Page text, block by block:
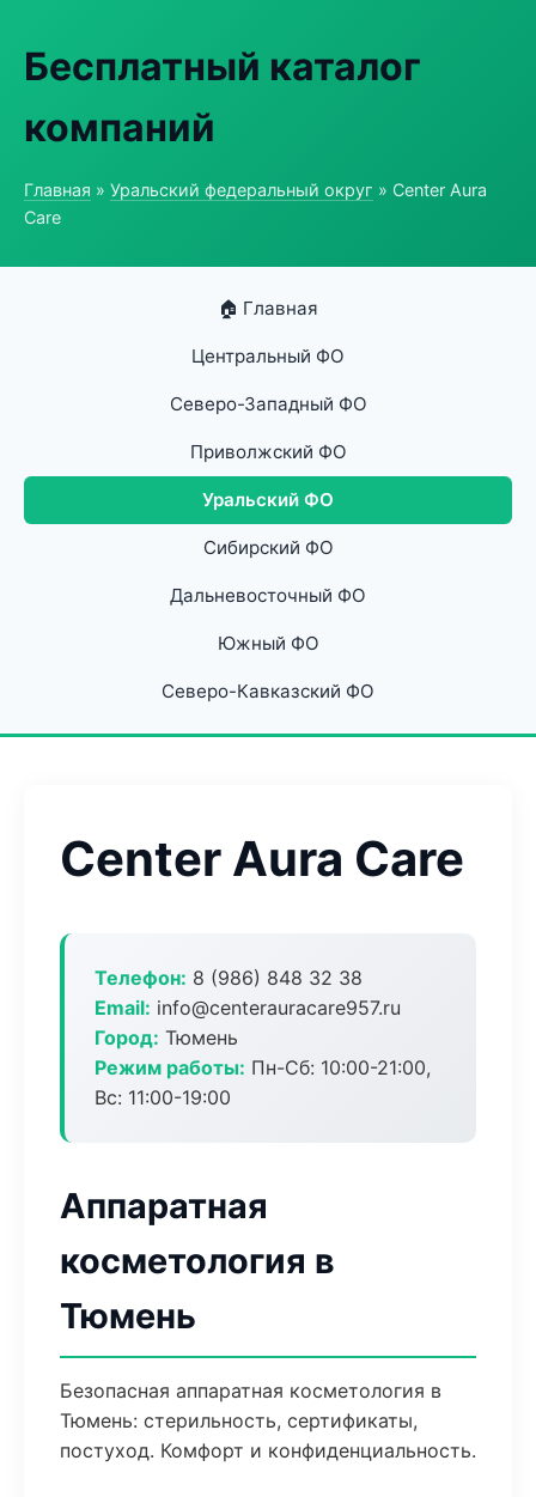
Бесплатный каталог
компаний
Главная » Уральский федеральный округ » Center Aura
Care
🏠 Главная
Центральный ФО
Северо-Западный ФО
Приволжский ФО
Уральский ФО
Сибирский ФО
Дальневосточный ФО
Южный ФО
Северо-Кавказский ФО
Center Aura Care
Телефон: 8 (986) 848 32 38
Email: info@centerauracare957.ru
Город: Тюмень
Режим работы: Пн-Сб: 10:00-21:00,
Вс: 11:00-19:00
Аппаратная
косметология в
Тюмень
Безопасная аппаратная косметология в
Тюмень: стерильность, сертификаты,
постуход. Комфорт и конфиденциальность.